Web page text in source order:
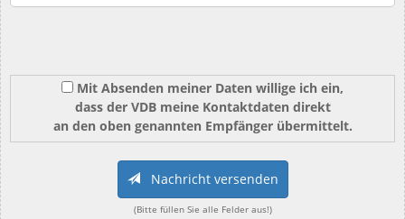
Mit Absenden meiner Daten willige ich ein,
dass der VDB meine Kontaktdaten direkt
an den oben genannten Empfänger übermittelt.
Nachricht versenden
(Bitte füllen Sie alle Felder aus!)